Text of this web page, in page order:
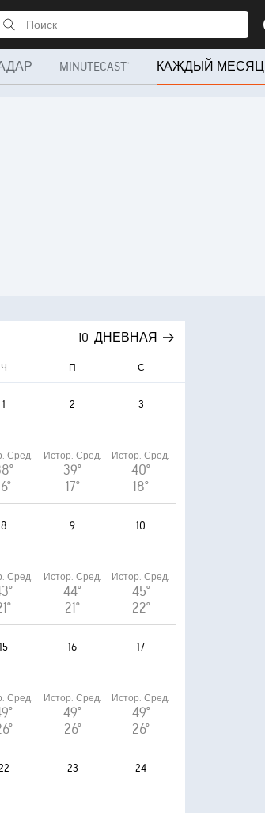
MINUTECAST® КАЖДЫЙ МЕСЯЦ
10-ДНЕВНАЯ
Ч П С
1
Сред.
2
Истор. Сред.
39°
17°
3
Истор. Сред.
40°
18°
8
Сред.
9
Истор. Сред.
44°
21°
10
Истор. Сред.
45°
22°
15
Сред.
16
Истор. Сред.
49°
26°
17
Истор. Сред.
49°
26°
23 24